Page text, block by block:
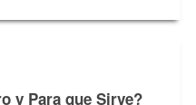
y Para que Sirve?